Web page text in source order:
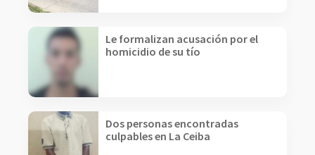
Le formalizan acusación por el
homicidio de su tío
Dos personas encontradas
culpables en La Ceiba